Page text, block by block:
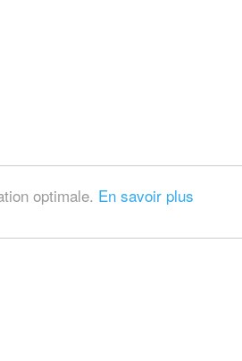
optimale. En savoir plus